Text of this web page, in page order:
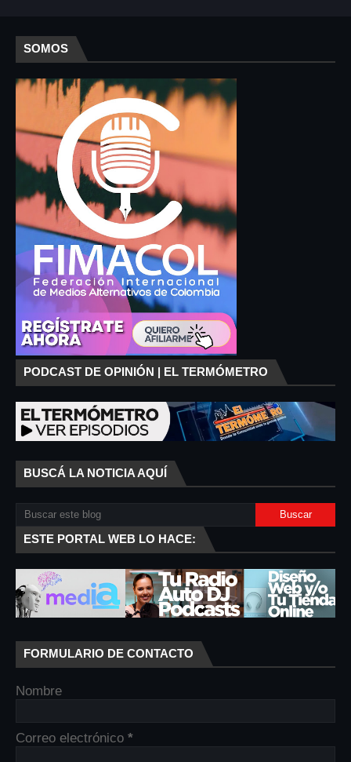
SOMOS
PODCAST DE OPINIÓN | EL TERMÓMETRO
BUSCÁ LA NOTICIA AQUÍ
ESTE PORTAL WEB LO HACE:
FORMULARIO DE CONTACTO
Nombre
Correo electrónico *